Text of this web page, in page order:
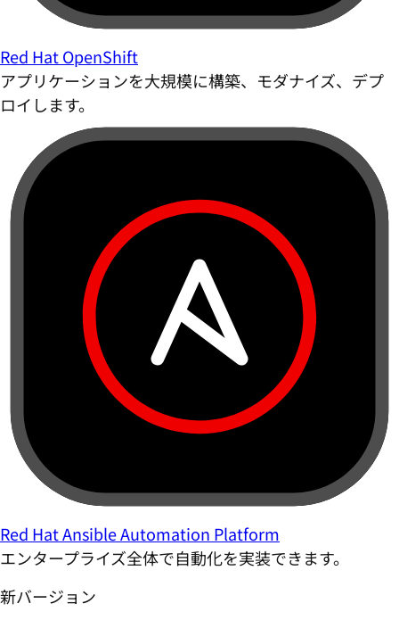
Red Hat OpenShift
アプリケーションを大規模に構築、モダナイズ、デプ
ロイします。
Red Hat Ansible Automation Platform
エンタープライズ全体で自動化を実装できます。
新バージョン